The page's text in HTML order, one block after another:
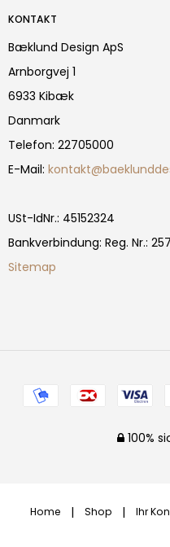
KONTAKT
Bæklund Design ApS
Arnborgvej 1
6933 Kibæk
Danmark
Telefon: 22705000
E-Mail:
USt-IdNr.: 45152324
Bankverbindung: Reg. Nr.:
Sitemap
100%
Home Shop Ihr